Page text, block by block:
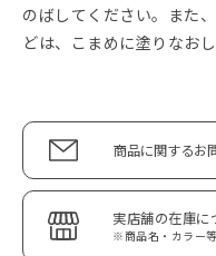
のばしてください。また
どは、こまめに塗りなお
商品に関するお
実店舗の在庫に
※商品名・カラー